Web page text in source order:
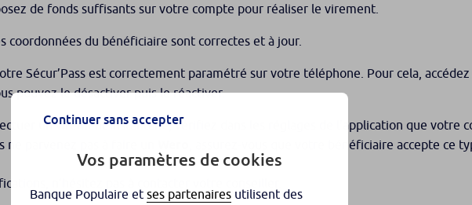
de fonds suffisants sur votre compte pour réaliser le virement.
coordonnées du bénéficiaire sont correctes et à jour.
Sécur’Pass est correctement paramétré sur votre téléphone. Pour cela, accédez
pouvez le désactiver puis le réactiver.
un virement instantané, vérifiez dans les réglages de l’application que votre
ne parvenez pas à faire un , assurez-vous que votre bénéficiaire accepte ce
n’hésitez pas à contacter votre conseiller.
Continuer sans accepter
Vos paramètres de cookies
Banque Populaire et ses partenaires utilisent des